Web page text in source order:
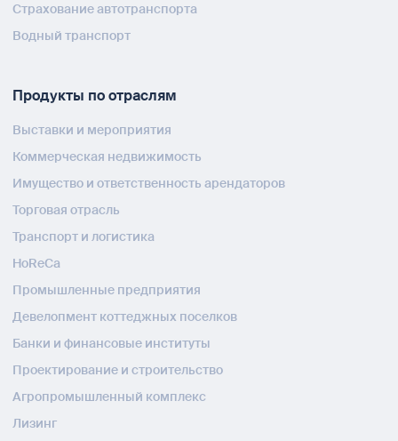
Страхование автотранспорта
Водный транспорт
Продукты по отраслям
Выставки и мероприятия
Коммерческая недвижимость
Имущество и ответственность арендаторов
Торговая отрасль
Транспорт и логистика
HoReCa
Промышленные предприятия
Девелопмент коттеджных поселков
Банки и финансовые институты
Проектирование и строительство
Агропромышленный комплекс
Лизинг